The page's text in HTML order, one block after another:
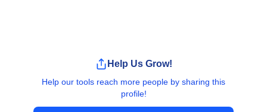
Help Us Grow!
Help our tools reach more people by sharing this
profile!